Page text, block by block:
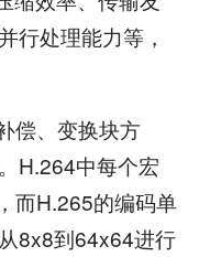
行处理能力等，
、变换块方
H.264中每个宏
而H.265的编码单
8x8到64x64进行